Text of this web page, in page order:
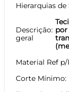
Hierarquias
Descrição
geral
Material Ref
Corte Mínimo